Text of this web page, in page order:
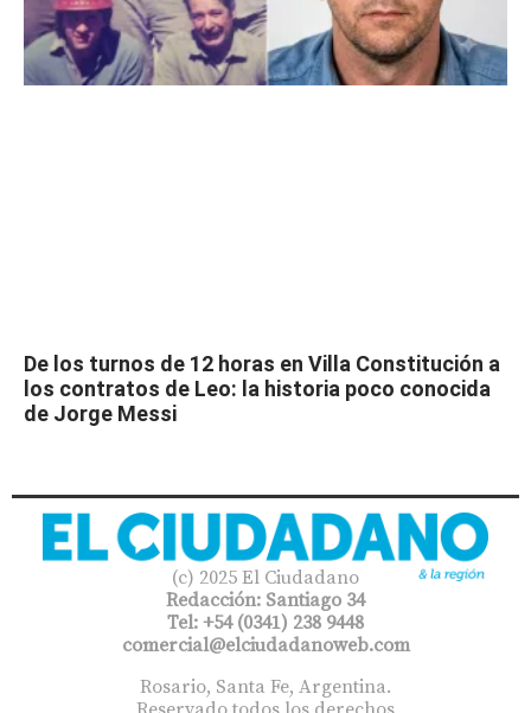
De los turnos de 12 horas en Villa Constitución a
los contratos de Leo: la historia poco conocida
de Jorge Messi
(c) 2025 El Ciudadano
Redacción: Santiago 34
Tel: +54 (0341) 238 9448
comercial@elciudadanoweb.com​
Rosario, Santa Fe, Argentina.